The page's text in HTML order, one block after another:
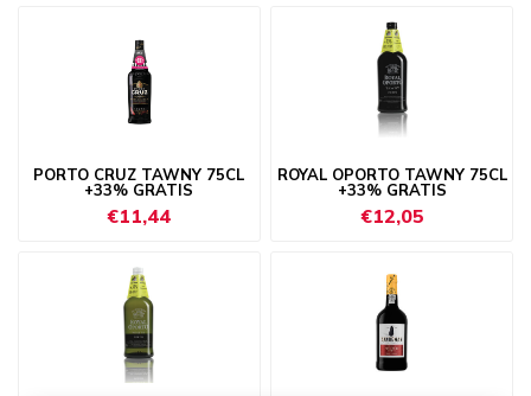
PORTO CRUZ TAWNY 75CL
+33% GRATIS
€11,44
ROYAL OPORTO TAWNY 75CL
+33% GRATIS
€12,05